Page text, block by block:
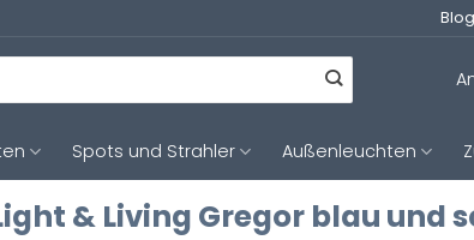
Blog
Spots und Strahler Außenleuchten
& Living Gregor blau und